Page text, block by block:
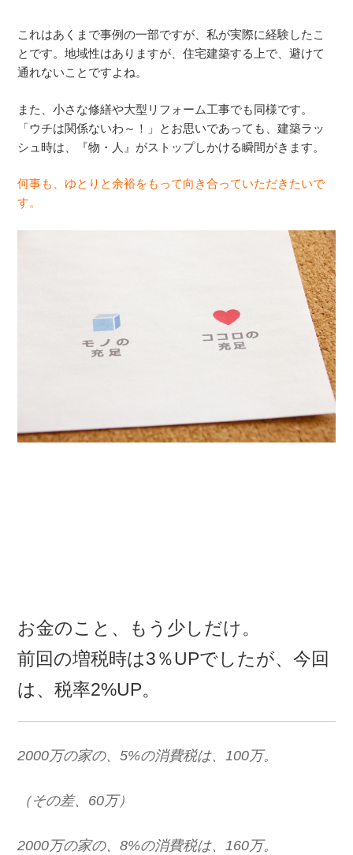
これはあくまで事例の一部ですが、私が実際に経験したこ
とです。地域性はありますが、住宅建築する上で、避けて
通れないことですよね。
また、小さな修繕や大型リフォーム工事でも同様です。
「ウチは関係ないわ～！」とお思いであっても、建築ラッ
シュ時は、『物・人』がストップしかける瞬間がきます。
何事も、ゆとりと余裕をもって向き合っていただきたいで
す。
お金のこと、もう少しだけ。
前回の増税時は3％UPでしたが、今回
は、税率2%UP。
2000万の家の、5%の消費税は、100万。
（その差、60万）
2000万の家の、8%の消費税は、160万。